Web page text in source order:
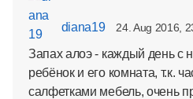
diana19 24. Aug 2016,
Запах алоэ - каждый день с
ребёнок и его комната, т.к.
салфетками мебель, очень